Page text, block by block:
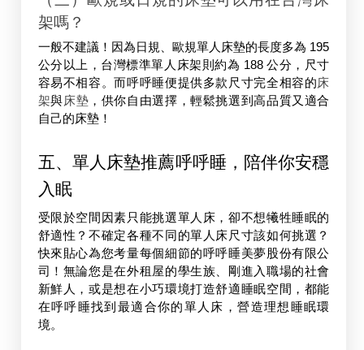
架嗎？
一般不建議！因為日規、歐規單人床墊的長度多為 195
公分以上，台灣標準單人床架則約為 188 公分，尺寸
容易不相容。而呼呼睡便提供多款尺寸完全相容的床
架與床墊 ，供你自由選擇，輕鬆挑選到高品質又適合
自己的床墊！
五、單人床墊推薦呼呼睡，陪伴你安穩
入眠
受限於空間因素只能挑選單人床，卻不想犧牲睡眠的
舒適性？不確定各種不同的單人床尺寸該如何挑選？
快來貼心為您考量每個細節的呼呼睡美夢股份有限公
司！無論您是在外租屋的學生族、剛進入職場的社會
新鮮人，或是想在小巧環境打造舒適睡眠空間，都能
在呼呼睡找到最適合你的單人床，營造理想睡眠環
境。